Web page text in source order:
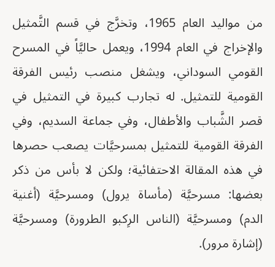
من مواليد العام 1965، وتخرَّج في قسم التَّمثيل
والإخراج في العام 1994، ويعمل حاليَّاً في المسرح
القومي السوداني، ويشغل منصب رئيس الفرقة
القومية للتمثيل. له تجارب كبيرة في التمثيل في
قصر الشَّباب والأطفال، وفي جماعة السديم، وفي
الفرقة القومية للتمثيل بمسرحيَّات يصعب حصرها
في هذه المقالة الاحتفائية؛ ولكن لا بأس من ذكر
بعضها: مسرحيَّة (مأساة يرول) ومسرحيَّة (أغنية
الدم) ومسرحيَّة (الناس الرِكبو الطرورة) ومسرحيَّة
(إشارة مرور).